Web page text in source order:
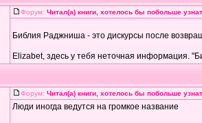
Форум: Читал(а) книги, хотелось бы побольше
Библия Раджниша - это дискурсы после
Elizabet, здесь у тебя неточная информация.
Форум: Читал(а) книги, хотелось бы побольше
Люди иногда ведутся на громкое название